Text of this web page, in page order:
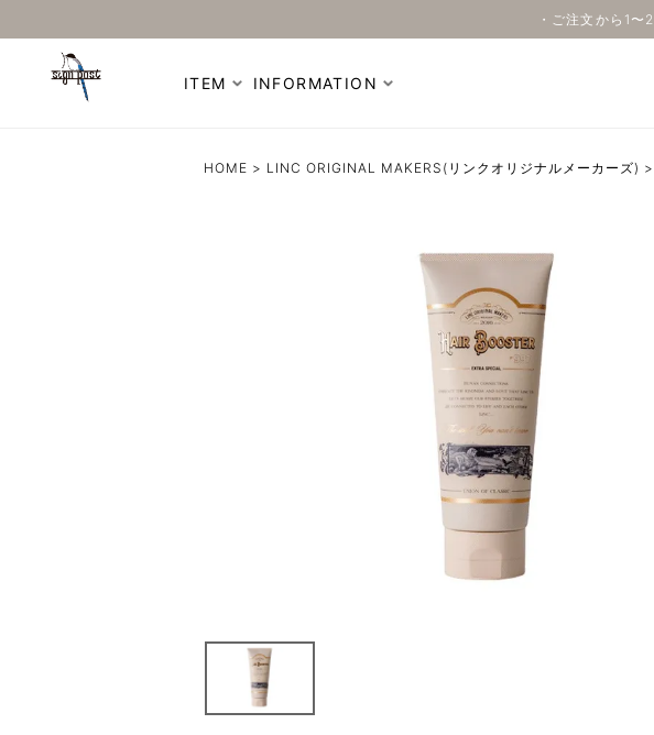
・ご注文から1
ITEM INFORMATION
HOME LINC ORIGINAL MAKERS(リンクオリジナルメーカーズ)